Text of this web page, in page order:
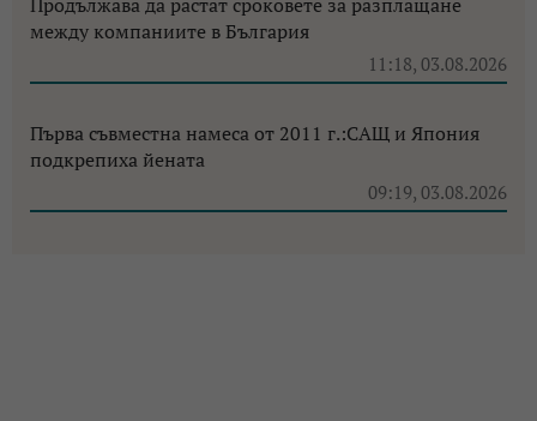
между компаниите в България
11:18, 03.08.2026
Първа съвместна намеса от 2011 г.:САЩ и Япония
подкрепиха йената
09:19, 03.08.2026